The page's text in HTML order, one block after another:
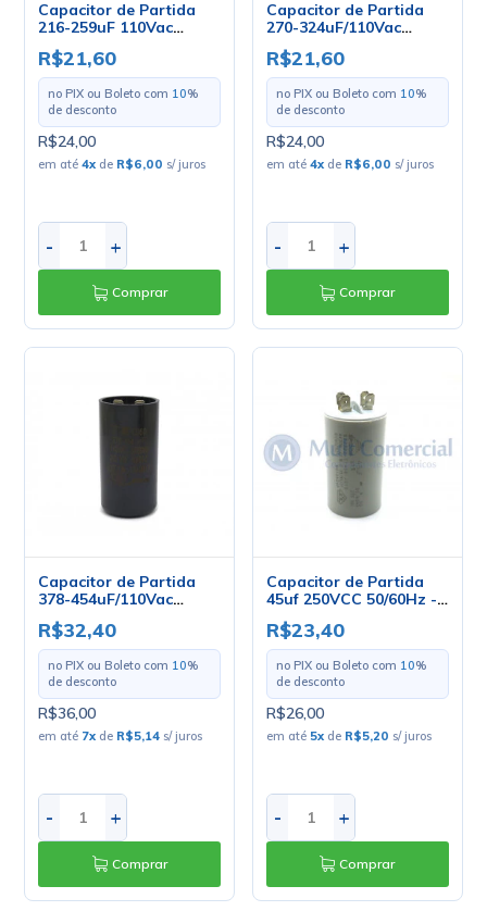
Capacitor de Partida
216-259uF 110Vac
50/60Hz - UL1-10
R$21,60
no PIX ou Boleto com 10%
de desconto
R$24,00
em até4x de R$6,00 s/ juros
- +
Comprar
Capacitor de Partida
270-324uF/110Vac
50/60Hz - UL1-10
R$21,60
no PIX ou Boleto com 10%
de desconto
R$24,00
em até4x de R$6,00 s/ juros
- +
Comprar
Capacitor de Partida
378-454uF/110Vac
50/60Hz 36x69,2mm -
UL1-10
R$32,40
no PIX ou Boleto com 10%
de desconto
R$36,00
em até 7x de R$5,14 s/ juros
- +
Comprar
Capacitor de Partida
45uf 250VCC 50/60Hz -
Epcos
R$23,40
no PIX ou Boleto com 10%
de desconto
R$26,00
em até 5x de R$5,20 s/ juros
- +
Comprar